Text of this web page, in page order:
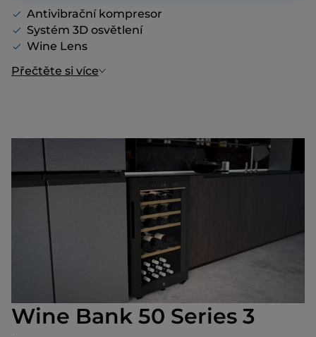
Antivibrační kompresor
Systém 3D osvětlení
Wine Lens
Přečtěte si více
Wine Bank 50 Series 3